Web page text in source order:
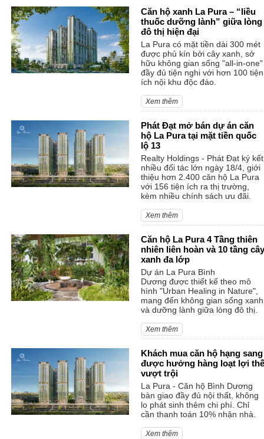
Căn hộ xanh La Pura – “liều
thuốc dưỡng lành” giữa lòng
đô thị hiện đại
La Pura có mặt tiền dài 300 mét
được phủ kín bởi cây xanh, sở
hữu không gian sống "all-in-one"
đầy đủ tiện nghi với hơn 100 tiện
ích nội khu độc đáo.
Xem thêm
Phát Đạt mở bán dự án căn
hộ La Pura tại mặt tiền quốc
lộ 13
Realty Holdings - Phát Đạt ký kết
nhiều đối tác lớn ngày 18/4, giới
thiệu hơn 2.400 căn hộ La Pura
với 156 tiện ích ra thị trường,
kèm nhiều chính sách ưu đãi.
Xem thêm
Căn hộ La Pura 4 Tầng thiên
nhiên liên hoàn và 10 tầng cây
xanh đa lớp
Dự án La Pura Bình
Dương được thiết kế theo mô
hình "Urban Healing in Nature",
mang đến không gian sống xanh
và dưỡng lành giữa lòng đô thị.
Xem thêm
Khách mua căn hộ hạng sang
được hưởng hàng loạt lợi thế
vượt trội
La Pura - Căn hộ Bình Dương
bàn giao đầy đủ nội thất, không
lo phát sinh thêm chi phí. Chỉ
cần thanh toán 10% nhận nhà.
Xem thêm